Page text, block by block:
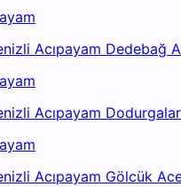
Acıpayam Dedebağ
Acıpayam
Acıpayam Gölcük